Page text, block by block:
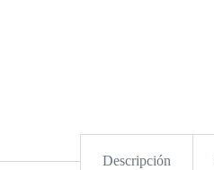
Descripción